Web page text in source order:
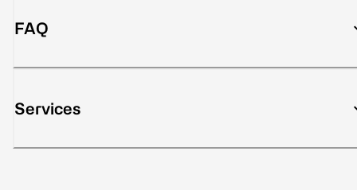
FAQ
Services